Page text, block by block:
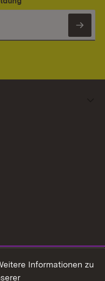
Informationen zu